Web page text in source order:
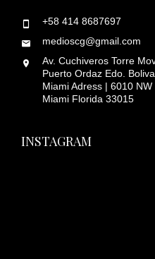
+58 414 8687697
medioscg@gmail.com
Av. Cuchiveros Torre
Puerto Ordaz Edo.
Miami Adress | 6010
Miami Florida 33015
INSTAGRAM